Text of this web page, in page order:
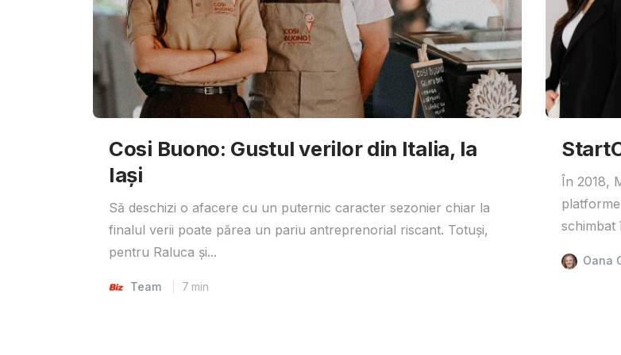
Cosi Buono: Gustul verilor din Italia, la
Iași
Să deschizi o afacere cu un puternic caracter sezonier chiar la
finalul verii poate părea un pariu antreprenorial riscant. Totuși,
pentru Raluca și...
Team 7 min
În 2018,
schimbat
Oana